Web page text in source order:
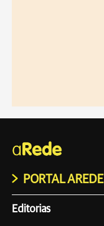
PORTAL AREDE
Editorias